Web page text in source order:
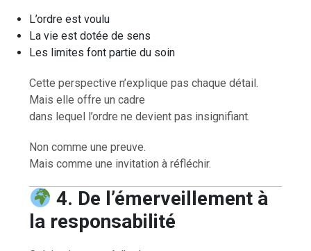
L’ordre est voulu
La vie est dotée de sens
Les limites font partie du soin
Cette perspective n’explique pas chaque détail.
Mais elle offre un cadre
dans lequel l’ordre ne devient pas insignifiant.
Non comme une preuve.
Mais comme une invitation à réfléchir.
4. De l’émerveillement à
la responsabilité